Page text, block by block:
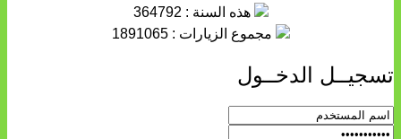
هذه السنة : 364792
مجموع الزيارات : 1891065
تسجيــل الدخــول